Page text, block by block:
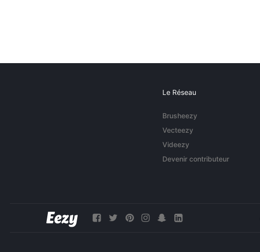
Le Réseau
Brusheezy
Vecteezy
Videezy
Devenir contributeur